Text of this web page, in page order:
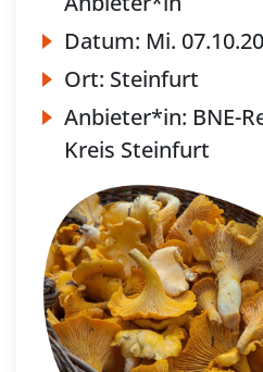
Datum: Mi.
Ort: Steinfurt
Anbieter*in: BNE-
Kreis Steinfurt